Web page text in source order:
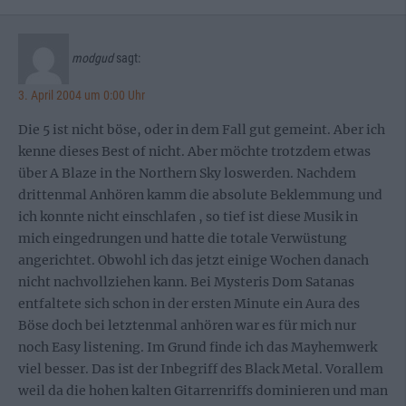
modgud sagt:
3. April 2004 um 0:00 Uhr
Die 5 ist nicht böse, oder in dem Fall gut gemeint. Aber ich
kenne dieses Best of nicht. Aber möchte trotzdem etwas
über A Blaze in the Northern Sky loswerden. Nachdem
drittenmal Anhören kamm die absolute Beklemmung und
ich konnte nicht einschlafen , so tief ist diese Musik in
mich eingedrungen und hatte die totale Verwüstung
angerichtet. Obwohl ich das jetzt einige Wochen danach
nicht nachvollziehen kann. Bei Mysteris Dom Satanas
entfaltete sich schon in der ersten Minute ein Aura des
Böse doch bei letztenmal anhören war es für mich nur
noch Easy listening. Im Grund finde ich das Mayhemwerk
viel besser. Das ist der Inbegriff des Black Metal. Vorallem
weil da die hohen kalten Gitarrenriffs dominieren und man